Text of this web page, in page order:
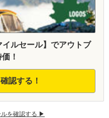
ルセール】でアウトブ
！
認する！
を確認する ▶︎